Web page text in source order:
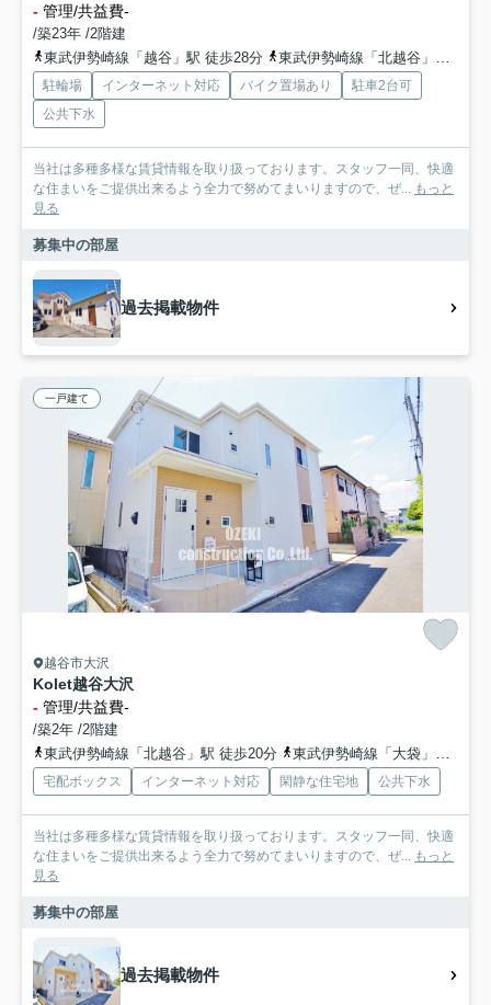
- 管理/共益費-
/築23年 /2階建
東武伊勢崎線「越谷」駅 徒歩28分
東武伊勢崎線「北越谷」駅 徒歩36分
駐輪場 インターネット対応 バイク置場あり
駐車2台可
公共下水
当社は多種多様な賃貸情報を取り扱っております。スタッフ一同、快適
な住まいをご提供出来るよう全力で努めてまいりますので、ぜ... もっと
見る
募集中の部屋
過去掲載物件
一戸建て
越谷市大沢
Kolet越谷大沢
- 管理/共益費-
/築2年 /2階建
東武伊勢崎線「北越谷」駅 徒歩20分
東武伊勢崎線「大袋」駅 徒歩23分
宅配ボックス インターネット対応 閑静な住宅地 公共下水
当社は多種多様な賃貸情報を取り扱っております。スタッフ一同、快適
な住まいをご提供出来るよう全力で努めてまいりますので、ぜ... もっと
見る
募集中の部屋
過去掲載物件